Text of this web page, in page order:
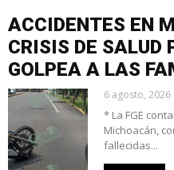
ACCIDENTES EN
CRISIS DE SALUD
GOLPEA A LAS
6 agosto, 2026
* La FGE
Michoacán,
fallecidas...